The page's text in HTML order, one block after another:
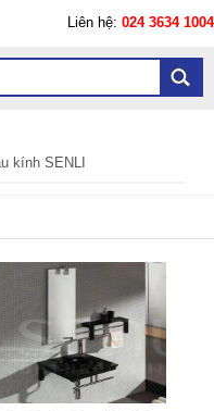
Liên hệ: 024 3634 1004
kính SENLI